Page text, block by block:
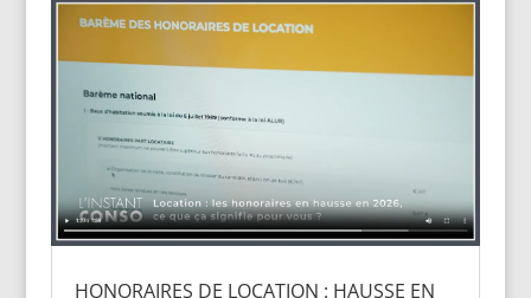
HONORAIRES DE LOCATION : HAUSSE EN